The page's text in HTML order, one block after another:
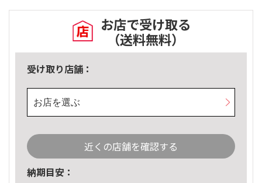
お店で受け取る
（送料無料）
受け取り店舗：
お店を選ぶ
近くの店舗を確認する
納期目安：